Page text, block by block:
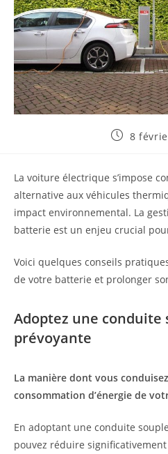
Publication
8
La voiture électrique s’impose
alternative aux véhicules
impact environnemental. La
batterie est un enjeu crucial
Voici quelques conseils
de votre batterie et prolonger
Adoptez une conduite
prévoyante
La manière dont vous
consommation d’énergie de
En adoptant une conduite
pouvez réduire